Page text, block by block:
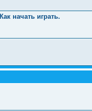
начать играть.